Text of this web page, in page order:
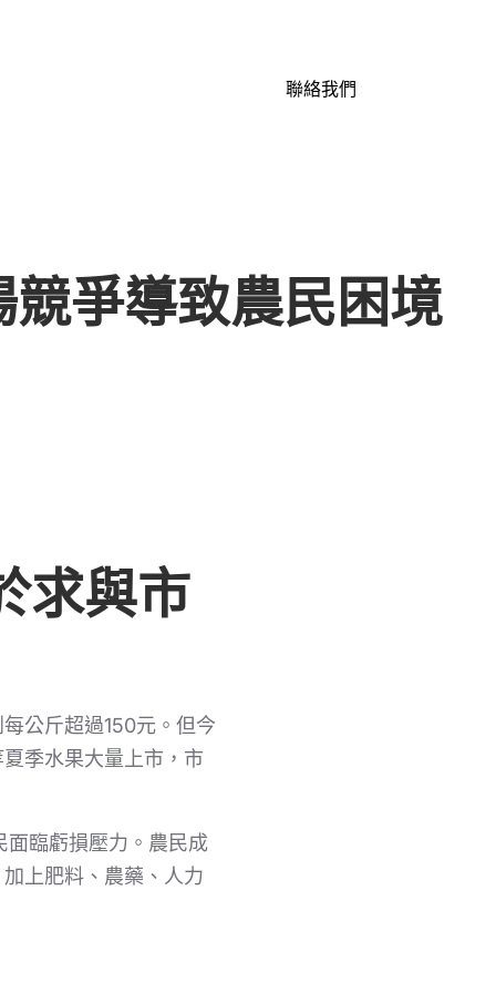
聯絡我們
爭導致農民困境
求與市
公斤超過150元。但今
季水果大量上市，市
臨虧損壓力。農民成
上肥料、農藥、人力